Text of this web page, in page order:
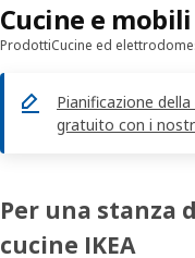
ProdottiCucine ed
Pianificazione
gratuito con i
Cucine e
Per una stanza
cucine IKEA